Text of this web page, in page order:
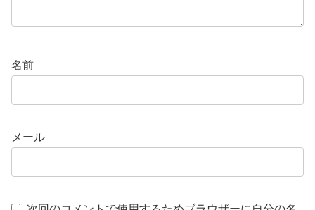
名前
メール